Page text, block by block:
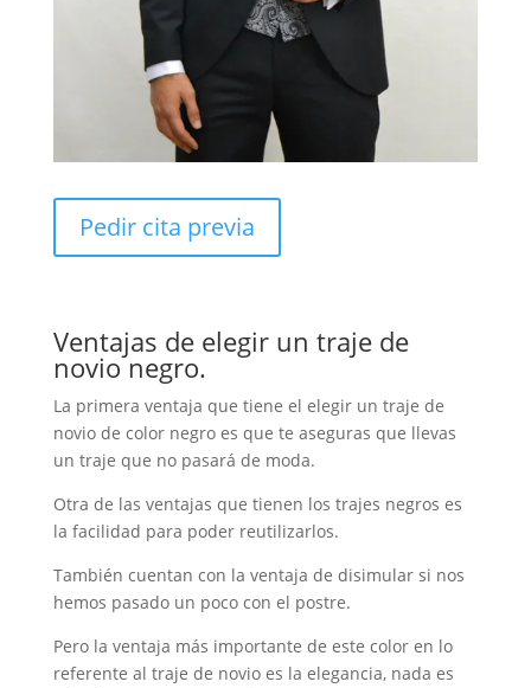
Pedir cita previa
Ventajas de elegir un traje de
novio negro.
La primera ventaja que tiene el elegir un traje de
novio de color negro es que te aseguras que llevas
un traje que no pasará de moda.
Otra de las ventajas que tienen los trajes negros es
la facilidad para poder reutilizarlos.
También cuentan con la ventaja de disimular si nos
hemos pasado un poco con el postre.
Pero la ventaja más importante de este color en lo
referente al traje de novio es la elegancia, nada es